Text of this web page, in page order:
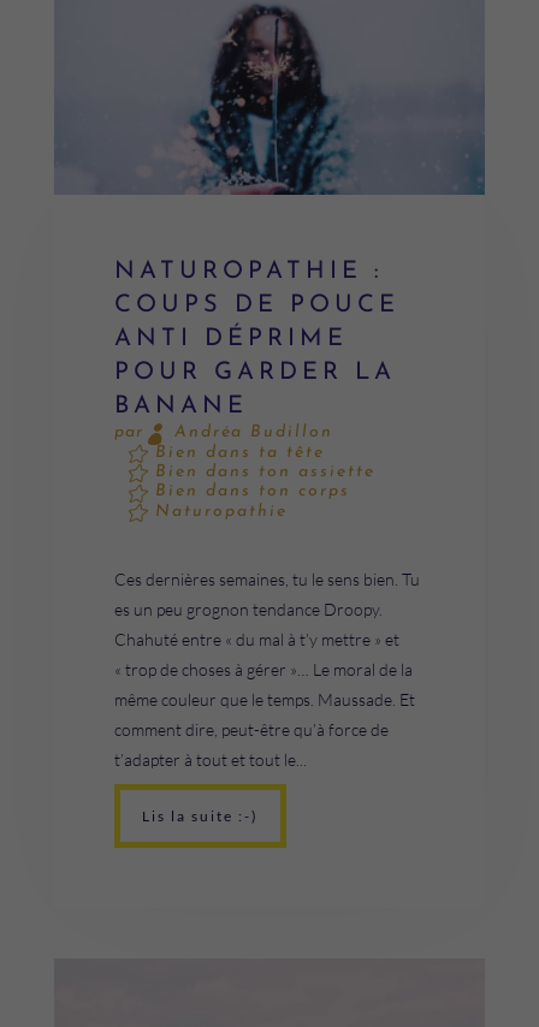
NATUROPATHIE :
COUPS DE POUCE
ANTI DÉPRIME
POUR GARDER LA
BANANE
par
Andréa Budillon
Bien dans ta tête
Bien dans ton assiette
Bien dans ton corps
Naturopathie
Ces dernières semaines, tu le sens bien. Tu
es un peu grognon tendance Droopy.
Chahuté entre « du mal à t’y mettre » et
« trop de choses à gérer »… Le moral de la
même couleur que le temps. Maussade. Et
comment dire, peut-être qu’à force de
t’adapter à tout et tout le...
Lis la suite :-)